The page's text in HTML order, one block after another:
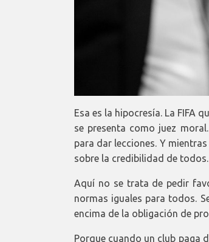
Esa es la hipocresía. La FIFA
se presenta como juez
para dar lecciones. Y
sobre la credibilidad de todos.
Aquí no se trata de pedir
normas iguales para todos.
encima de la obligación de
Porque cuando un club paga